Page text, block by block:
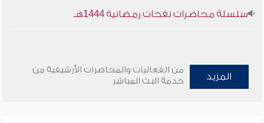
سلسلة محاضرات نفحات رمضانية 1444هـ
المزيد
من الفعاليات والمحاضرات الأرشيفية من
خدمة البث المباشر